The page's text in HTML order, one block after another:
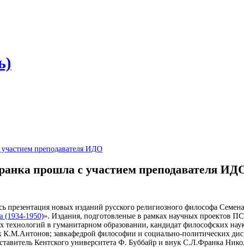
преподавателя ИДО
прошла с участием преподавателя
презентация новых изданий русского религиозного философа
(1934-1950)». Издания, подготовленые в рамках научных проектов
технологий в гуманитарном образовании, кандидат философских
завкафедрой философии и социально-политических
Кентского университета Ф. Буббайр и внук С.Л.Франка